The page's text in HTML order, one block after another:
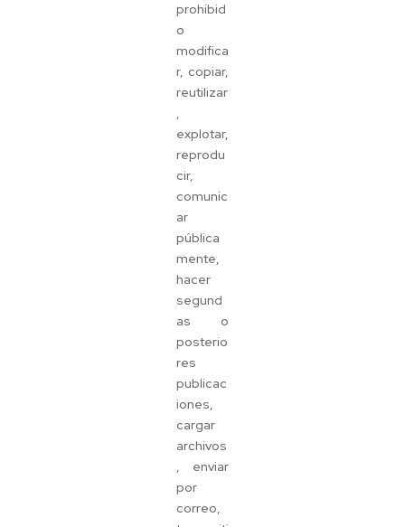
prohibid
o
modifica
r, copiar,
reutilizar
,
explotar,
reprodu
cir,
comunic
ar
pública
mente,
hacer
segund
as o
posterio
res
publicac
iones,
cargar
archivos
, enviar
por
correo,